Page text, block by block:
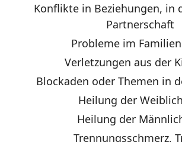
Konflikte in Beziehungen, in
Partnerschaft
Probleme im
Verletzungen aus der
Blockaden oder Themen in
Heilung der
Heilung der
Trennungsschmerz,